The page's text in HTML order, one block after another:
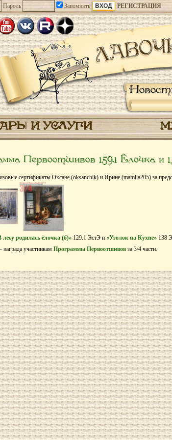
Пароль Запомнить РЕГИСТРАЦИЯ
И УСЛУГИ
Первоотшивов 159.1 Ёлочка и
сертификаты Оксанe (oksanchik) и Ирине (mamila205) за
лесу родилась ёлочка (б)» 129.1 ЭстЭ и «Уголок на Кухне» 138
участникам Программы Первоотшивов за 3/4 части.